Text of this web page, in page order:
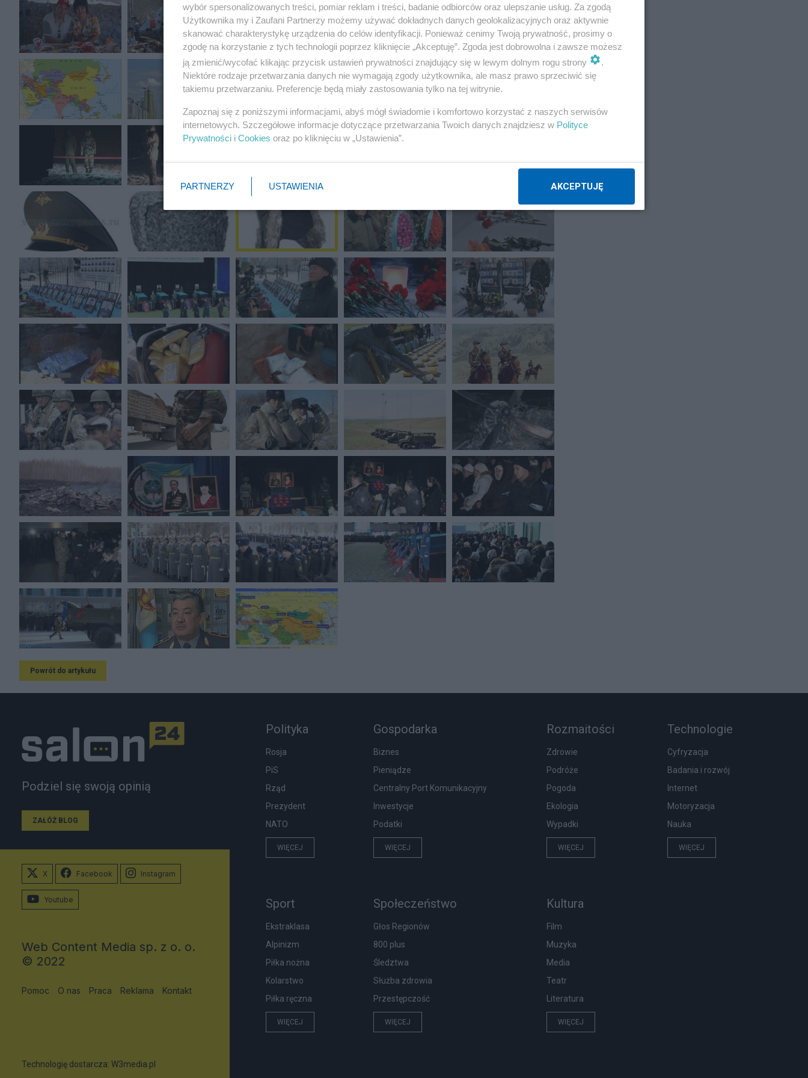
Powrót do artykułu
Podziel się swoją opinią
ZAŁÓŻ BLOG
Polityka
Rosja
PiS
Rząd
Prezydent
NATO
WIĘCEJ
Gospodarka
Biznes
Pieniądze
Centralny Port Komunikacyjny
Inwestycje
Podatki
WIĘCEJ
Rozmaitości
Zdrowie
Podróże
Pogoda
Ekologia
Wypadki
WIĘCEJ
Technologie
Cyfryzacja
Badania i rozwój
Internet
Motoryzacja
Nauka
WIĘCEJ
Sport
Ekstraklasa
Alpinizm
Piłka nożna
Kolarstwo
Piłka ręczna
WIĘCEJ
Społeczeństwo
Głos Regionów
800 plus
Śledztwa
Służba zdrowia
Przestępczość
WIĘCEJ
Kultura
Film
Muzyka
Media
Teatr
Literatura
WIĘCEJ
X Facebook Instagram
Youtube
Web Content Media sp. z o. o.
© 2022
Pomoc O nas Praca Reklama Kontakt
Technologię dostarcza: W3media.pl
wybór spersonalizowanych treści, pomiar reklam i treści, badanie odbiorców oraz ulepszanie usług. Za zgodą
Użytkownika my i Zaufani Partnerzy możemy używać dokładnych danych geolokalizacyjnych oraz aktywnie
skanować charakterystykę urządzenia do celów identyfikacji. Ponieważ cenimy Twoją prywatność, prosimy o
zgodę na korzystanie z tych technologii poprzez kliknięcie „Akceptuję”. Zgoda jest dobrowolna i zawsze możesz
ją zmienić/wycofać klikając przycisk ustawień prywatności znajdujący się w lewym dolnym rogu strony
.
Niektóre rodzaje przetwarzania danych nie wymagają zgody użytkownika, ale masz prawo sprzeciwić się
takiemu przetwarzaniu. Preferencje będą miały zastosowania tylko na tej witrynie.
Zapoznaj się z poniższymi informacjami, abyś mógł świadomie i komfortowo korzystać z naszych serwisów
internetowych. Szczegółowe informacje dotyczące przetwarzania Twoich danych znajdziesz w Polityce
Prywatności i Cookies oraz po kliknięciu w „Ustawienia”.
PARTNERZY USTAWIENIA AKCEPTUJĘ